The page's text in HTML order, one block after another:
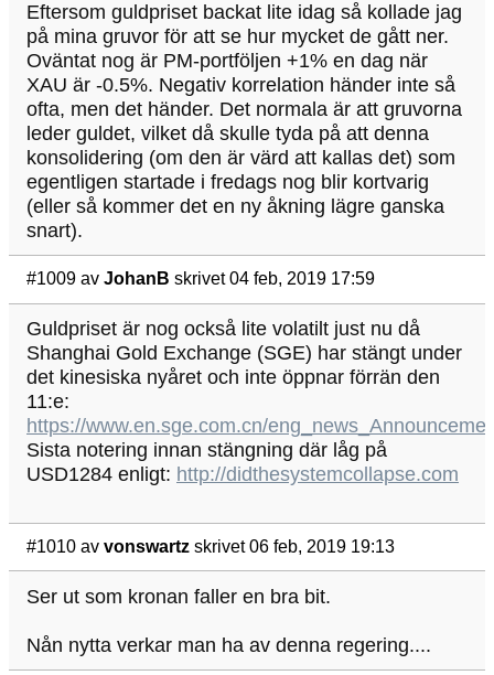
Eftersom guldpriset backat lite idag så kollade jag
på mina gruvor för att se hur mycket de gått ner.
Oväntat nog är PM-portföljen +1% en dag när
XAU är -0.5%. Negativ korrelation händer inte så
ofta, men det händer. Det normala är att gruvorna
leder guldet, vilket då skulle tyda på att denna
konsolidering (om den är värd att kallas det) som
egentligen startade i fredags nog blir kortvarig
(eller så kommer det en ny åkning lägre ganska
snart).
#1009 av JohanB skrivet 04 feb, 2019 17:59
Guldpriset är nog också lite volatilt just nu då
Shanghai Gold Exchange (SGE) har stängt under
det kinesiska nyåret och inte öppnar förrän den
11:e:
https://www.en.sge.com.cn/
Sista notering innan stängning där låg på
USD1284 enligt: http://didthesystemcollapse.com
#1010 av vonswartz skrivet 06 feb, 2019 19:13
Ser ut som kronan faller en bra bit.
Nån nytta verkar man ha av denna regering....